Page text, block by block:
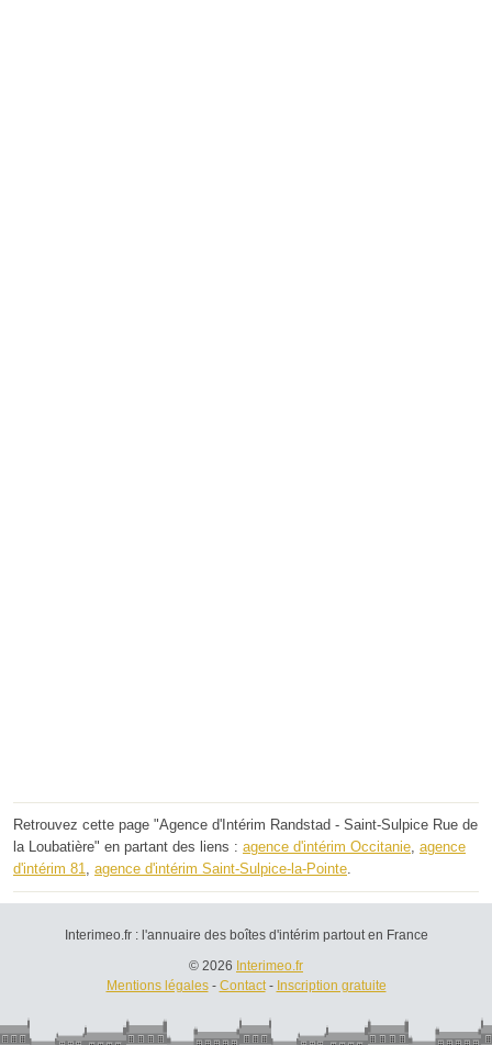
Retrouvez cette page "Agence d'Intérim Randstad - Saint-Sulpice Rue de
la Loubatière" en partant des liens : agence d'intérim Occitanie, agence
d'intérim 81, agence d'intérim Saint-Sulpice-la-Pointe.
Interimeo.fr : l'annuaire des boîtes d'intérim partout en France
© 2026 Interimeo.fr
Mentions légales- Contact- Inscription gratuite